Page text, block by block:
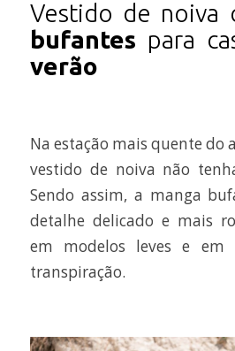
Vestido de noiva
bufantes para
verão
Na estação mais quente do
vestido de noiva não
Sendo assim, a manga
detalhe delicado e mais
em modelos leves e em
transpiração.